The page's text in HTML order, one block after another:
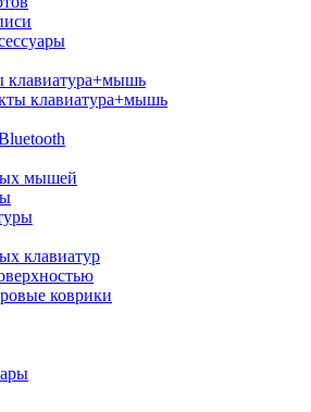
клавиатура+мышь
клавиатура+мышь
мышей
клавиатур
коврики